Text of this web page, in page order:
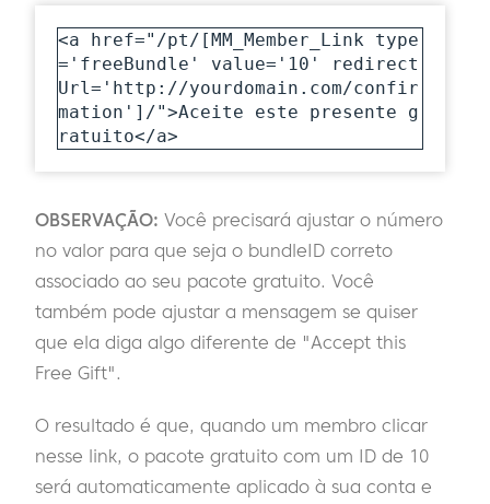
<a href="/pt/[MM_Member_Link type
='freeBundle' value='10' redirect
Url='http://yourdomain.com/confir
mation']/">Aceite este presente g
ratuito</a>
OBSERVAÇÃO: Você precisará ajustar o número
no valor para que seja o bundleID correto
associado ao seu pacote gratuito. Você
também pode ajustar a mensagem se quiser
que ela diga algo diferente de "Accept this
Free Gift".
O resultado é que, quando um membro clicar
nesse link, o pacote gratuito com um ID de 10
será automaticamente aplicado à sua conta e